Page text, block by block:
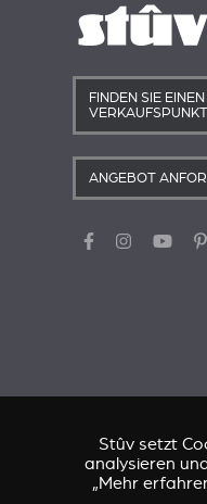
FINDEN SIE EINEN
VERKAUFSPUNKT
ANGEBOT
Stûv setzt
analysieren
„Mehr